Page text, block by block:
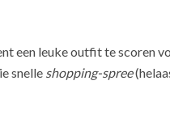
een leuke outfit te scoren
snelle shopping-spree